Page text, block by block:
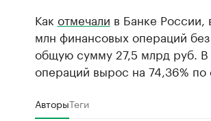
Как отмечали в Банке России,
млн финансовых операций
общую сумму 27,5 млрд руб.
операций вырос на 74,36%
АвторыТеги